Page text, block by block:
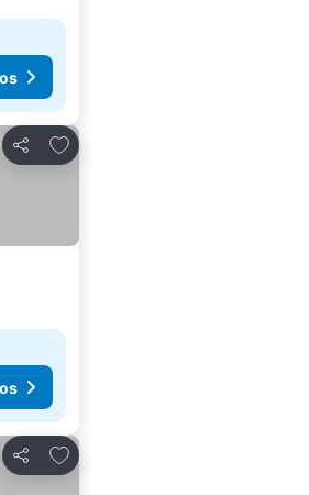
Partilhar
Adicionar aos favoritos
Partilhar
Adicionar aos favoritos